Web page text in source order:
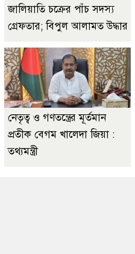
জালিয়াতি চক্রের পাঁচ সদস্য
গ্রেফতার; বিপুল আলামত উদ্ধার
নেতৃত্ব ও গণতন্ত্রের মূর্তমান
প্রতীক বেগম খালেদা জিয়া :
তথ্যমন্ত্রী